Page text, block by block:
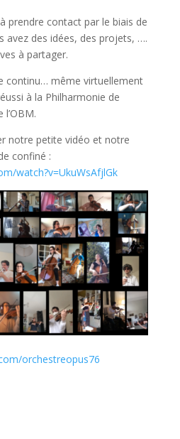
prendre contact par le biais de
avez des idées, des projets, ….
à partager.
continu… même virtuellement
à la Philharmonie de
notre petite vidéo et notre
confiné :
watch?v=UkuWsAfjlGk
orchestreopus76